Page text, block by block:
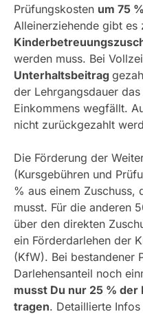
Prüfungskosten um 75
Alleinerziehende gibt es
werden muss. Bei
Unterhaltsbeitrag
der Lehrgangsdauer
Einkommens wegfällt.
nicht zurückgezahlt
Die Förderung der
(Kursgebühren und
% aus einem Zuschuss,
musst. Für die anderen
über den direkten
ein Förderdarlehen der
(KfW). Bei bestandener
Darlehensanteil noch
musst Du nur 25 % der
tragen. Detaillierte